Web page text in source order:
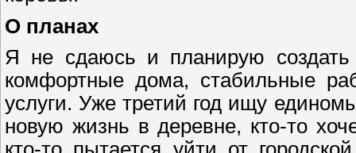
О планах
Я не сдаюсь и планирую
комфортные дома, стабильные
услуги. Уже третий год ищу
новую жизнь в деревне, кто-то